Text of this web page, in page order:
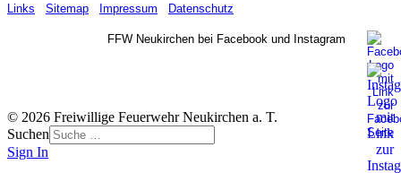
Links Sitemap Impressum Datenschutz
FFW Neukirchen bei Facebook und Instagram
© 2026 Freiwillige Feuerwehr Neukirchen a. T.
Suchen
Sign In